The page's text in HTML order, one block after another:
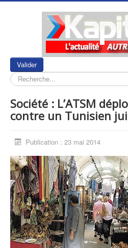
Valider
Société : L’ATSM
contre un Tunisien
Publication : 23 mai 2014